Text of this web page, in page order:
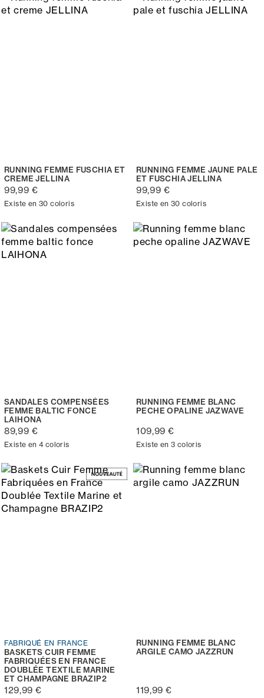
RUNNING FEMME FUSCHIA ET
CREME JELLINA
99,99 €
Existe en 30 coloris
RUNNING FEMME JAUNE PALE
ET FUSCHIA JELLINA
99,99 €
Existe en 30 coloris
SANDALES COMPENSÉES
FEMME BALTIC FONCE
LAIHONA
89,99 €
Existe en 4 coloris
RUNNING FEMME BLANC
PECHE OPALINE JAZWAVE
109,99 €
Existe en 3 coloris
FABRIQUÉ EN FRANCE
BASKETS CUIR FEMME
FABRIQUÉES EN FRANCE
DOUBLÉE TEXTILE MARINE
ET CHAMPAGNE BRAZIP2
129,99 €
RUNNING FEMME BLANC
ARGILE CAMO JAZZRUN
119,99 €